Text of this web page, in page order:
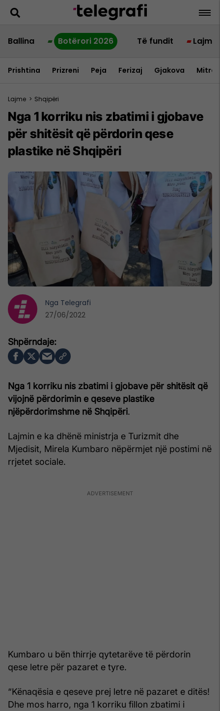
Ballina Botërori 2026 Të fundit Lajme
Prishtina Prizreni Peja Ferizaj Gjakova
Lajme > Shqipëri
Nga 1 korriku nis zbatimi i gjobave
për shitësit që përdorin qese
plastike në Shqipëri
Nga 1 korriku nis zbatimi i gjobave për shitësit që
vijojnë përdorimin e qeseve plastike
njëpërdorimshme në Shqipëri.
Lajmin e ka dhënë ministrja e Turizmit dhe
Mjedisit, Mirela Kumbaro nëpërmjet një postimi në
rrjetet sociale.
Kumbaro u bën thirrje qytetarëve të përdorin
qese letre për pazaret e tyre.
“Kënaqësia e qeseve prej letre në pazaret e ditës!
Dhe mos harro, nga 1 korriku fillon zbatimi i
Nga Telegrafi
27/06/2022